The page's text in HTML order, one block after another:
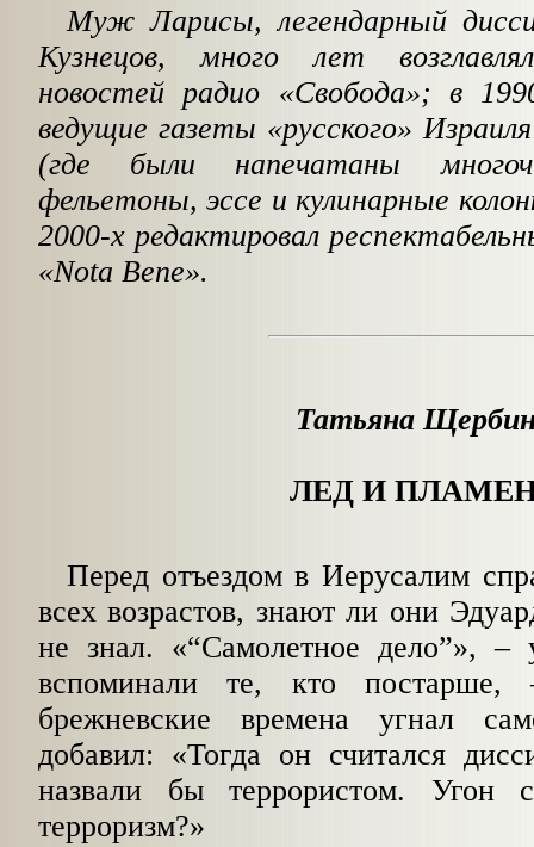
Муж Ларисы, легендарный
Кузнецов, много лет
новостей радио «Свобода»; в
ведущие газеты «русского»
(где были напечатаны
фельетоны, эссе и кулинарные
2000-х редактировал
«Nota Bene».
Татьяна
ЛЕД И
Перед отъездом в Иерусалим
всех возрастов, знают ли они
не знал. «“Самолетное дело”», –
вспоминали те, кто
брежневские времена угнал
добавил: «Тогда он считался
назвали бы террористом. Угон
терроризм?»